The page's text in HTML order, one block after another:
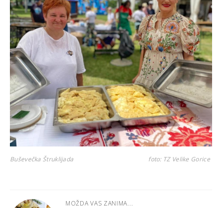
Buševečka Štruklijada foto: TZ Velike Gorice
MOŽDA VAS ZANIMA...